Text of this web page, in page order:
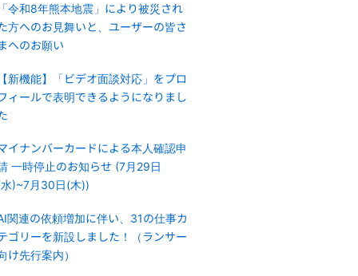
「令和8年熊本地震」により被災され
方へのお見舞いと、ユーザーの皆さ
へのお願い
【新機能】「ビデオ面談対応」をプロ
ィールで表明できるようになりまし
イナンバーカードによる本人確認申
一時停止のお知らせ (7月29日
)~7月30日(木))
関連の依頼増加に伴い、31の仕事カ
ゴリーを新設しました！（ランサー
け先行案内）